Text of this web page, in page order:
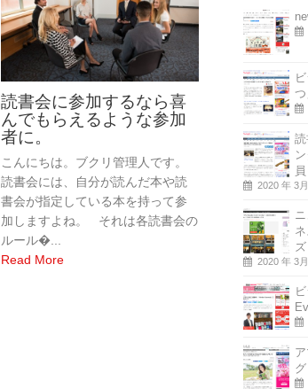
読書会に参加するなら喜
んでもらえるような参加
者に。
こんにちは。ブクリ管理人です。
読書会には、自分が読んだ本や読
書会が指定している本を持って参
加しますよね。 それは各読書会の
ルール�...
Read More
2020 年 3
2020 年 3
グ